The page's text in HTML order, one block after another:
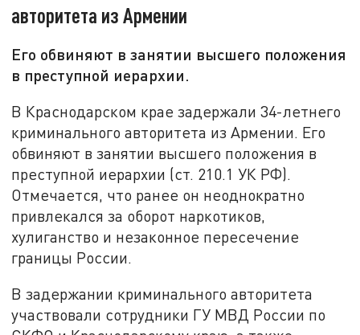
авторитета из Армении
Его обвиняют в занятии высшего положения
в преступной иерархии.
В Краснодарском крае задержали 34-летнего
криминального авторитета из Армении. Его
обвиняют в занятии высшего положения в
преступной иерархии (ст. 210.1 УК РФ).
Отмечается, что ранее он неоднократно
привлекался за оборот наркотиков,
хулиганство и незаконное пересечение
границы России.
В задержании криминального авторитета
участвовали сотрудники ГУ МВД России по